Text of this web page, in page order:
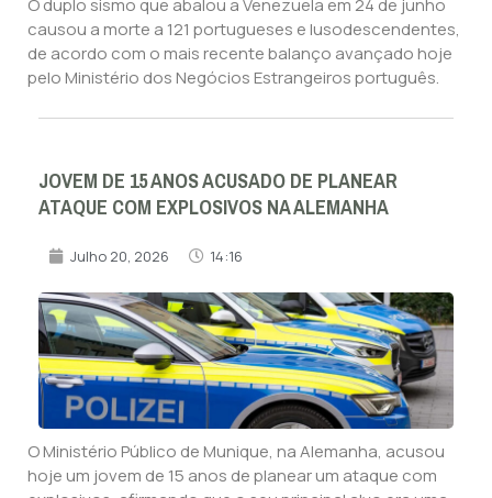
O duplo sismo que abalou a Venezuela em 24 de junho
causou a morte a 121 portugueses e lusodescendentes,
de acordo com o mais recente balanço avançado hoje
pelo Ministério dos Negócios Estrangeiros português.
JOVEM DE 15 ANOS ACUSADO DE PLANEAR
ATAQUE COM EXPLOSIVOS NA ALEMANHA
Julho 20, 2026 14:16
O Ministério Público de Munique, na Alemanha, acusou
hoje um jovem de 15 anos de planear um ataque com